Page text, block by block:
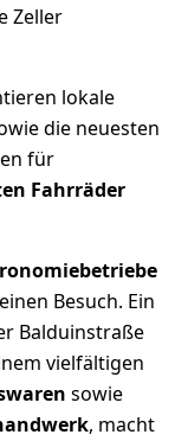
Zeller
lokale
die neuesten
für
Fahrräder
Besuch. Ein
Balduinstraße
vielfältigen
sowie
, macht